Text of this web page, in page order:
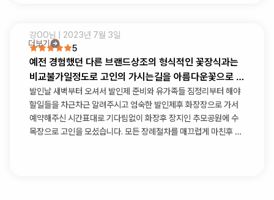
더보기
강OO님 | 2023년 7월 3일
5
예전 경험했던 다른 브랜드상조의 형식적인 꽃장식과는
비교불가일정도로 고인의 가시는길을 아름다운꽃으로 가
득채워주셨습니다
발인날 새벽부터 오셔서 발인제 준비와 유가족들 짐정리부터 해야
할일들을 차근차근 알려주시고 엄숙한 발인제후 화장장으로 가서
예약해주신 시간표대로 기다림없이 화장후 장지인 추모공원에 수
목장으로 고인을 모셨습니다. 모든 장례절차를 매끄럽게 마친후 다